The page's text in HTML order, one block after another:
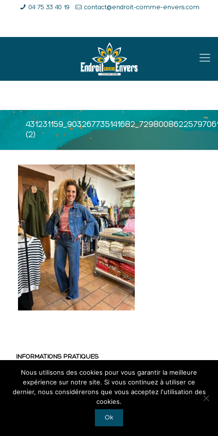
04 75 33 40 19 contact@endroit-comme-envers.com
(2)
INFORMATIONS PRATIQUES
CGV
Mentions légales
Nous utilisons des cookies pour vous garantir la meilleure
expérience sur notre site. Si vous continuez à utiliser ce
dernier, nous considérerons que vous acceptez l'utilisation des
cookies.
Ok